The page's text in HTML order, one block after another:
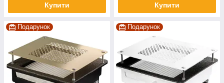
Купити Купити
Подарунок Подарунок